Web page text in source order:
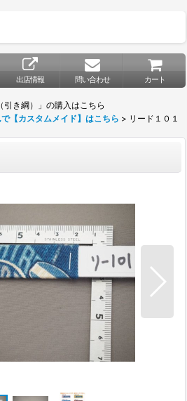
出店情報 問い合わせ カート
引き綱）」の購入はこちら
【カスタムメイド】はこちら > リード１０１